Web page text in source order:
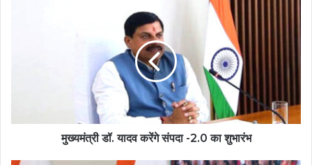
मुख्यमंत्री डॉ. यादव करेंगे संपदा -2.0 का शुभारंभ